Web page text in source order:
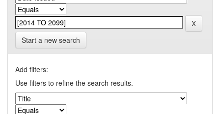
Start a new search
Add filters:
Use filters to refine the search results.